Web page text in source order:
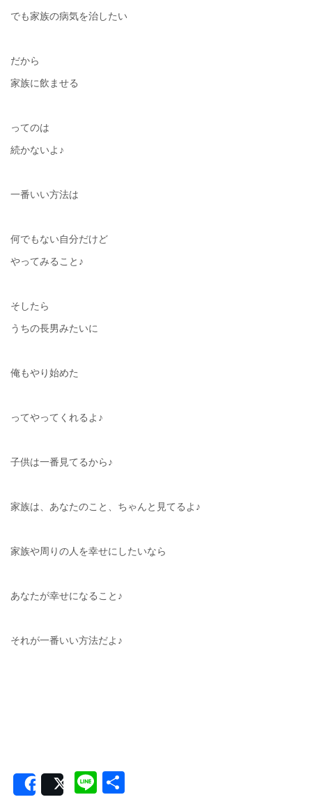
でも家族の病気を治したい
だから
家族に飲ませる
ってのは
続かないよ♪
一番いい方法は
何でもない自分だけど
やってみること♪
そしたら
うちの長男みたいに
俺もやり始めた
ってやってくれるよ♪
子供は一番見てるから♪
家族は、あなたのこと、ちゃんと見てるよ♪
家族や周りの人を幸せにしたいなら
あなたが幸せになること♪
それが一番いい方法だよ♪
SharePost Line